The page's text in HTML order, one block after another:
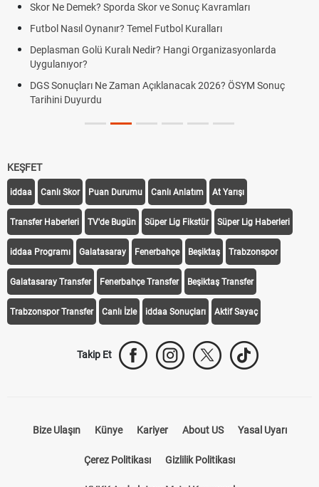
Skor Ne Demek? Sporda Skor ve Sonuç Kavramları
Futbol Nasıl Oynanır? Temel Futbol Kuralları
Deplasman Golü Kuralı Nedir? Hangi Organizasyonlarda
Uygulanıyor?
DGS Sonuçları Ne Zaman Açıklanacak 2026? ÖSYM Sonuç
Tarihini Duyurdu
KEŞFET
iddaa Canlı Skor Puan Durumu Canlı Anlatım At Yarışı
Transfer Haberleri TV'de Bugün Süper Lig Fikstür Süper Lig Haberleri
iddaa Programı Galatasaray Fenerbahçe Beşiktaş Trabzonspor
Galatasaray Transfer Fenerbahçe Transfer Beşiktaş Transfer
Trabzonspor Transfer Canlı İzle iddaa Sonuçları Aktif Sayaç
Takip Et
Bize Ulaşın Künye Kariyer About US Yasal Uyarı
Çerez Politikası Gizlilik Politikası